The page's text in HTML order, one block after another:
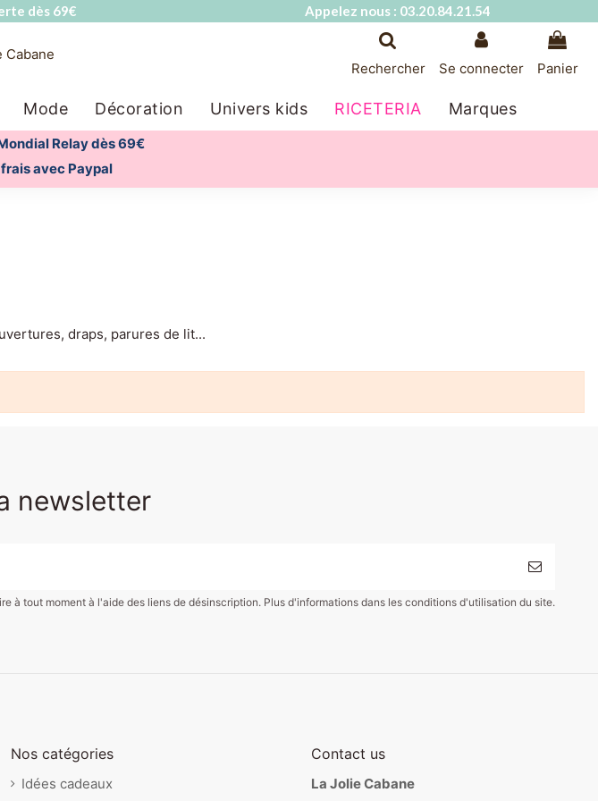
dès 69€ Appelez nous : 03.20.84.21.54
Rechercher Se connecter Panier
Mode Décoration Univers kids RICETERIA Marques
Relay dès 69€
avec Paypal
draps, parures de lit...
newsletter
tout moment à l'aide des liens de désinscription. Plus d'informations dans les conditions d'utilisation du site.
Nos catégories
Idées cadeaux
Contact us
La Jolie Cabane